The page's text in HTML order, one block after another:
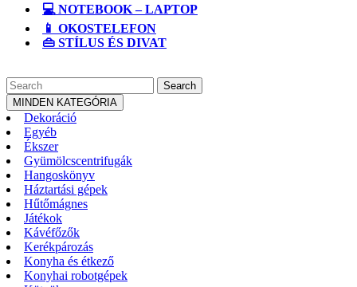
💻 NOTEBOOK – LAPTOP
📱 OKOSTELEFON
👜 STÍLUS ÉS DIVAT
BUTTON
Search
for:MINDEN KATEGÓRIA
Dekoráció
Egyéb
Ékszer
Gyümölcscentrifugák
Hangoskönyv
Háztartási gépek
Hűtőmágnes
Játékok
Kávéfőzők
Kerékpározás
Konyha és étkező
Konyhai robotgépek